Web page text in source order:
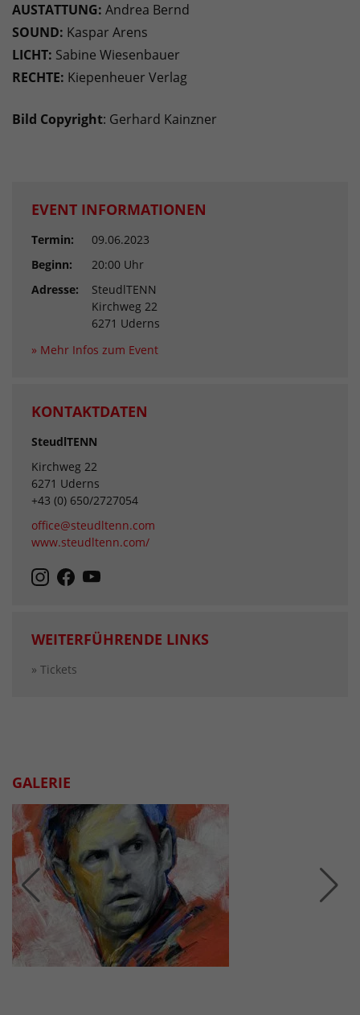
AUSTATTUNG: Andrea Bernd
SOUND: Kaspar Arens
LICHT: Sabine Wiesenbauer
RECHTE: Kiepenheuer Verlag
Bild Copyright: Gerhard Kainzner
EVENT INFORMATIONEN
Termin:
09.06.2023
Beginn:
20:00 Uhr
Adresse:
SteudlTENN
Kirchweg 22
6271 Uderns
» Mehr Infos zum Event
KONTAKTDATEN
SteudlTENN
Kirchweg 22
6271 Uderns
+43 (0) 650/2727054
office@steudltenn.com
www.steudltenn.com/
WEITERFÜHRENDE LINKS
» Tickets
GALERIE